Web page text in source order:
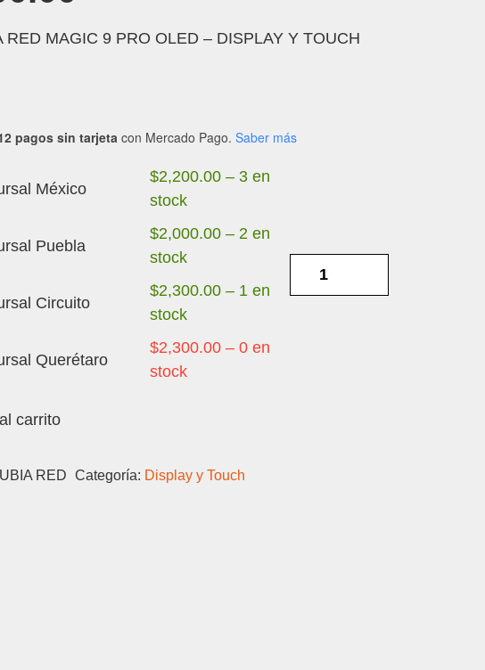
RED MAGIC 9 PRO OLED – DISPLAY Y TOUCH
pagos sin tarjeta con Mercado Pago. Saber más
México
$2,200.00– 3 en
stock
Puebla
$2,000.00– 2 en
stock
Circuito
$2,300.00– 1 en
stock
Querétaro
$2,300.00– 0 en
stock
carrito
RED Categoría: Display y Touch